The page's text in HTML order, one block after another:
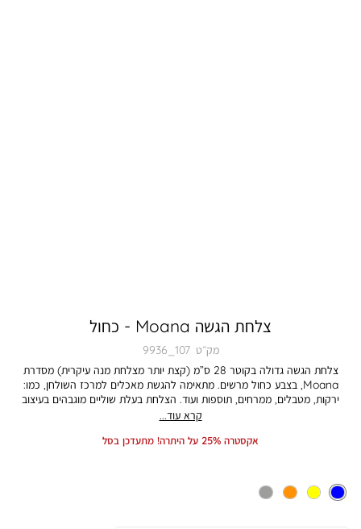
צלחת הגשה Moana - כחול
מק״ט 9936_107
צלחת הגשה גדולה בקוטר 28 ס”מ (קצת יותר מצלחת מנה עיקרית) מסדרת
Moana, בצבע כחול מרשים. מתאימה להגשת מאכלים למרכז השולחן, כמו:
ירקות, מטבלים, ממרחים, תוספות ועוד. הצלחת בעלת שוליים מוגבהים בעיצוב
א-סימטרי, לנוחות מקסימלית ושיק מיוחד. העיצוב המיוחד מעניק מראה ייחודי
לאורך זמן. מתאימה לשימוש במדיח ובמיקרוגל. התמונה להמחשה בלבד. הצבע
קרא עוד...
אקסטרה 25% על היתרה! מתעדכן בסל